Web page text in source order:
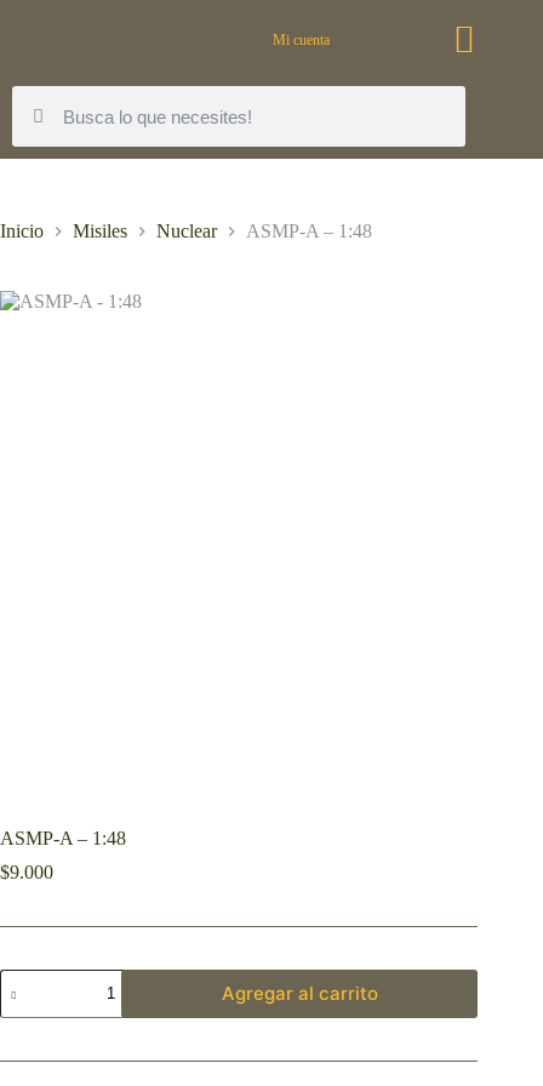
Mi cuenta
Inicio Misiles Nuclear ASMP-A – 1:48
ASMP-A – 1:48
$9.000
Agregar al carrito